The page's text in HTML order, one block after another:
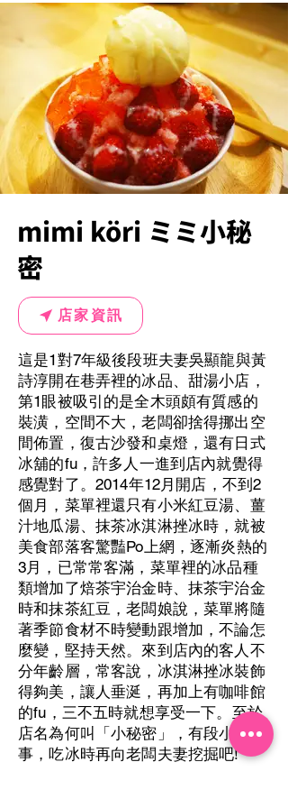
mimi köri ミミ小秘
密
店家資訊
這是1對7年級後段班夫妻吳顯龍與黃
詩淳開在巷弄裡的冰品、甜湯小店，
第1眼被吸引的是全木頭頗有質感的
裝潢，空間不大，老闆卻捨得挪出空
間佈置，復古沙發和桌燈，還有日式
冰舖的fu，許多人一進到店內就覺得
感覺對了。2014年12月開店，不到2
個月，菜單裡還只有小米紅豆湯、薑
汁地瓜湯、抹茶冰淇淋挫冰時，就被
美食部落客驚豔Po上網，逐漸炎熱的
3月，已常常客滿，菜單裡的冰品種
類增加了焙茶宇治金時、抹茶宇治金
時和抹茶紅豆，老闆娘說，菜單將隨
著季節食材不時變動跟增加，不論怎
麼變，堅持天然。來到店內的客人不
分年齡層，常客說，冰淇淋挫冰裝飾
得夠美，讓人垂涎，再加上有咖啡館
的fu，三不五時就想享受一下。至於
店名為何叫「小秘密」，有段小故
事，吃冰時再向老闆夫妻挖掘吧!